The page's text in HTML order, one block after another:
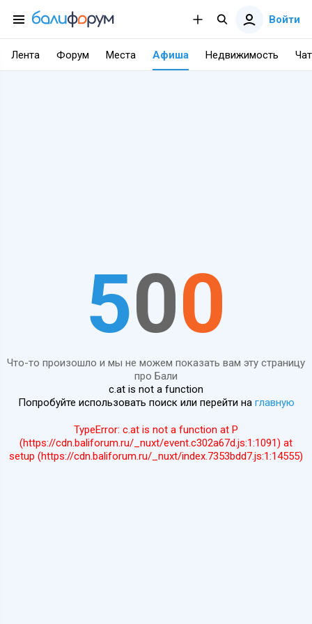
Войти
Лента Форум Места Афиша Недвижимость Чат
500
Что-то произошло и мы не можем показать вам эту страницу
про Бали
c.at is not a function
Попробуйте использовать поиск или перейти на главную
TypeError: c.at is not a function at P
(https://cdn.baliforum.ru/_nuxt/event.c302a67d.js:1:1091) at
setup (https://cdn.baliforum.ru/_nuxt/index.7353bdd7.js:1:14555)